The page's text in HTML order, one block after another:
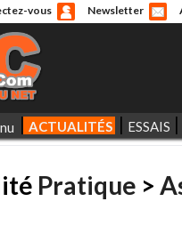
vous Newsletter
ACTUALITÉS ESSAIS
Pratique >